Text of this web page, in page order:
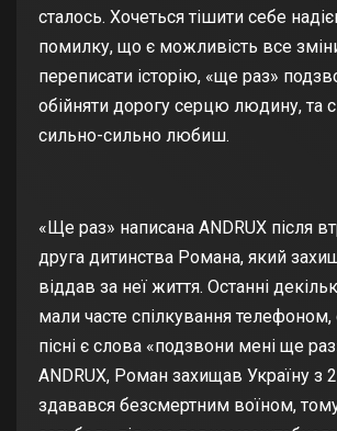
сталось. Хочеться тішити себе
помилку, що є можливість все
переписати історію, «ще раз»
обійняти дорогу серцю людину, та
сильно-сильно любиш.
«Ще раз» написана ANDRUX після
друга дитинства Романа, який
віддав за неї життя. Останні
мали часте спілкування
пісні є слова «подзвони мені ще
ANDRUX, Роман захищав Україну з
здавався безсмертним воїном,